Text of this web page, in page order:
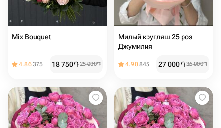
Mix Bouquet
4.86375 18 750֏25 000֏
Милый кругляш 25 роз
Джумилия
4.90845 27 000֏36 000֏